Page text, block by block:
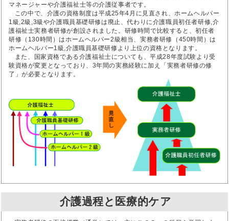
マネージャーや介護福祉士等の介護従事者です。
この中で、介護の資格制度は平成25年4月に見直され、ホームヘルパー
1級,2級,3級や介護職員基礎研修は廃止、代わりに介護職員初任者研修,介
護福祉士実務者研修が創設されました。研修時間で比較すると、初任者
研修（130時間）はホームヘルパー2級相当、実務者研修（450時間）は
ホームヘルパー1級,介護職員基礎研修より上位の資格となります。
また、国家資格である介護福祉士についても、平成28年度試験より受
験資格が変更となっており、3年間の実務経験に加え「実務者研修の修
了」が必要となります。
介護過程と医療的ケア